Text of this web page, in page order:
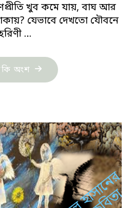
খুব কমে যায়, বাঘ আর
যেভাবে দেখতো যৌবনে
…
অংশ "কামরুল
হাসানের
বাঘ
ও
হরিণী
উপাখ্যান"